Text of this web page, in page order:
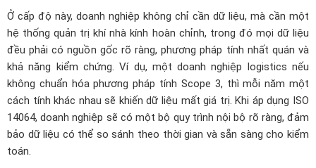
Ở cấp độ này, doanh nghiệp không chỉ cần dữ liệu, mà cần một
hệ thống quản trị khí nhà kính hoàn chỉnh, trong đó mọi dữ liệu
đều phải có nguồn gốc rõ ràng, phương pháp tính nhất quán và
khả năng kiểm chứng. Ví dụ, một doanh nghiệp logistics nếu
không chuẩn hóa phương pháp tính Scope 3, thì mỗi năm một
cách tính khác nhau sẽ khiến dữ liệu mất giá trị. Khi áp dụng ISO
14064, doanh nghiệp sẽ có một bộ quy trình nội bộ rõ ràng, đảm
bảo dữ liệu có thể so sánh theo thời gian và sẵn sàng cho kiểm
toán.